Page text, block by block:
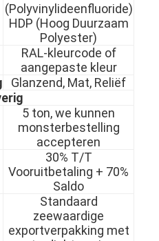
(Polyvinylideenfluoride)
HDP (Hoog Duurzaam
Polyester)
RAL-kleurcode of
aangepaste kleur
Glanzend, Mat, Reliëf
5 ton, we kunnen
monsterbestelling
accepteren
30% T/T
Vooruitbetaling + 70%
Saldo
Standaard
zeewaardige
exportverpakking met